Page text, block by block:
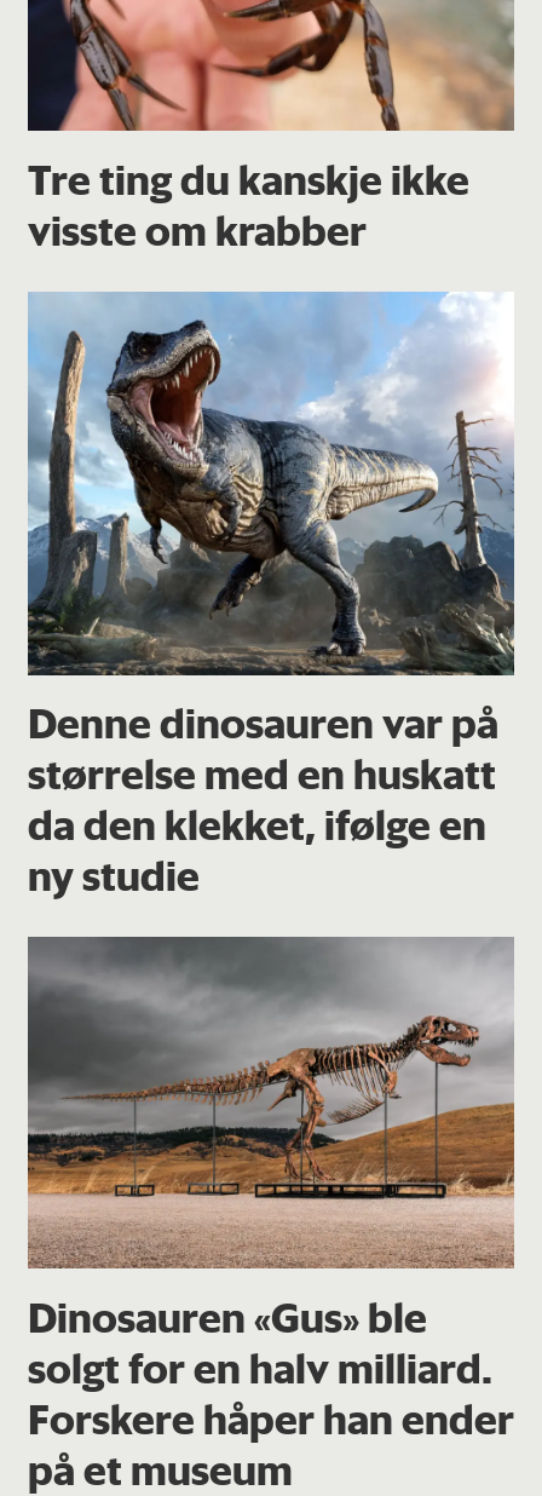
Tre ting du kanskje ikke
visste om krabber
Denne dinosauren var på
størrelse med en huskatt
da den klekket, ifølge en
ny studie
Dinosauren «Gus» ble
solgt for en halv milliard.
Forskere håper han ender
på et museum